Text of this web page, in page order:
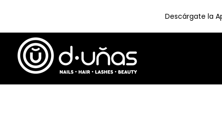
content
Descárgate la